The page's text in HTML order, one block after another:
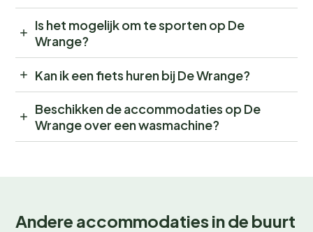
Is het mogelijk om te sporten op De
Wrange?
Kan ik een fiets huren bij De Wrange?
Beschikken de accommodaties op De
Wrange over een wasmachine?
Andere accommodaties in de buurt